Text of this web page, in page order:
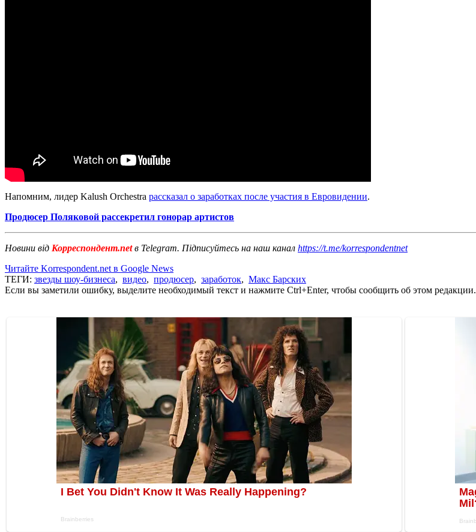
Напомним, лидер Kalush Orchestra рассказал о заработках после участия в Евровидении.
Продюсер Поляковой рассекретил гонорар артистов
Новини від Корреспондент.netв Telegram. Підписуйтесь на наш канал https://t.me/korrespondentnet
Читайте Korrespondent.net в Google News
ТЕГИ: звезды шоу-бизнеса, видео, продюсер, заработок, Макс Барских
Если вы заметили ошибку, выделите необходимый текст и нажмите Ctrl+Enter, чтобы сообщить об этом редакции.